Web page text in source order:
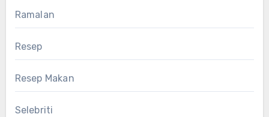
Ramalan
Resep
Resep Makan
Selebriti